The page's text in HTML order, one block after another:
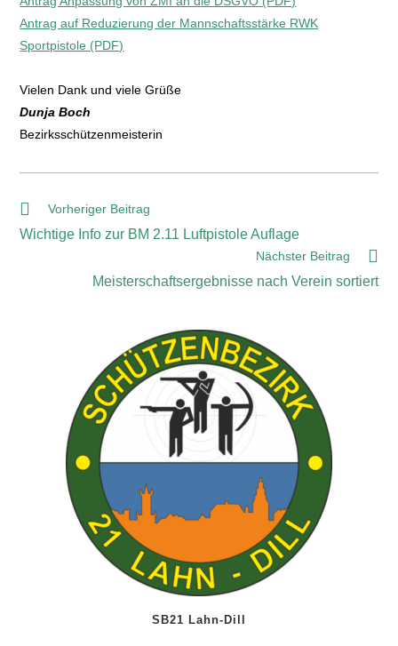
Antrag auf Reduzierung der Mannschaftsstärke RWK
Sportpistole (PDF)
Vielen Dank und viele Grüße
Dunja Boch
Bezirksschützenmeisterin
Vorheriger Beitrag
Wichtige Info zur BM 2.11 Luftpistole Auflage
Nächster Beitrag
Meisterschaftsergebnisse nach Verein sortiert
SB21 Lahn-Dill